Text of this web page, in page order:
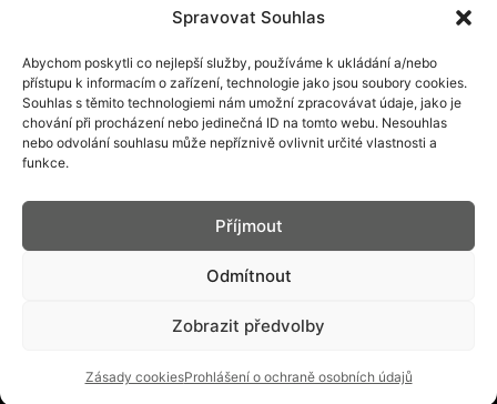
Spravovat Souhlas
Abychom poskytli co nejlepší služby, používáme k ukládání a/nebo
přístupu k informacím o zařízení, technologie jako jsou soubory cookies.
Souhlas s těmito technologiemi nám umožní zpracovávat údaje, jako je
chování při procházení nebo jedinečná ID na tomto webu. Nesouhlas
nebo odvolání souhlasu může nepříznivě ovlivnit určité vlastnosti a
funkce.
Příjmout
Odmítnout
Zobrazit předvolby
Zásady cookiesProhlášení o ochraně osobních údajů
VÝROBNÍ
TECHNOLOGIE
DESIGN A VÝROBA
ÚDRŽBA
Kontakt: info@prim.cz
© PRIM2026